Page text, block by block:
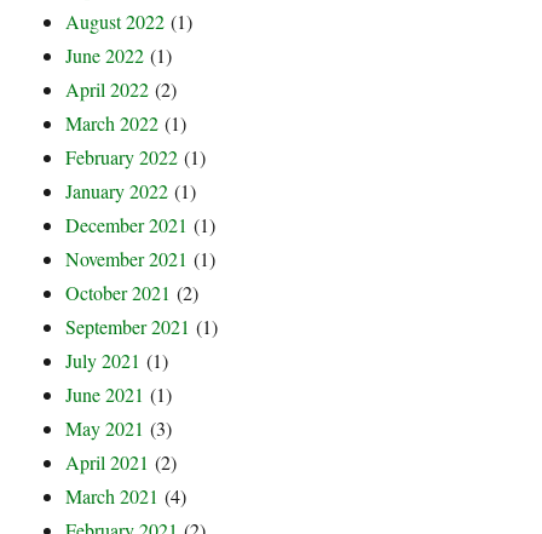
August 2022 (1)
June 2022 (1)
April 2022 (2)
March 2022 (1)
February 2022 (1)
January 2022 (1)
December 2021 (1)
November 2021 (1)
October 2021 (2)
September 2021 (1)
July 2021 (1)
June 2021 (1)
May 2021 (3)
April 2021 (2)
March 2021 (4)